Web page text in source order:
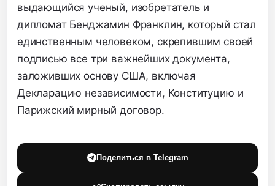
выдающийся ученый, изобретатель и
дипломат Бенджамин Франклин, который стал
единственным человеком, скрепившим своей
подписью все три важнейших документа,
заложивших основу США, включая
Декларацию независимости, Конституцию и
Парижский мирный договор.
Поделиться в Telegram